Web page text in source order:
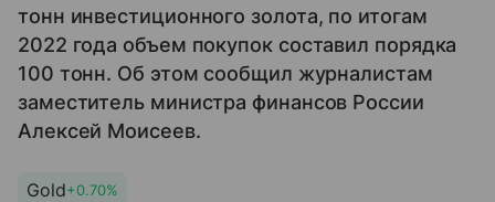
тонн инвестиционного золота, по итогам
2022 года объем покупок составил порядка
100 тонн. Об этом сообщил журналистам
заместитель министра финансов России
Алексей Моисеев.
Gold+0.70%